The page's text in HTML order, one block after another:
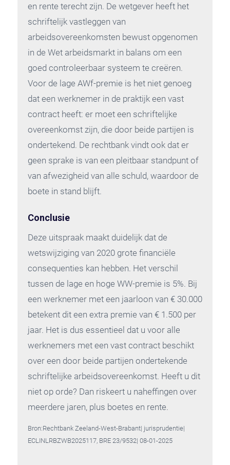
en rente terecht zijn. De wetgever heeft het
schriftelijk vastleggen van
arbeidsovereenkomsten bewust opgenomen
in de Wet arbeidsmarkt in balans om een
goed controleerbaar systeem te creëren.
Voor de lage AWf-premie is het niet genoeg
dat een werknemer in de praktijk een vast
contract heeft: er moet een schriftelijke
overeenkomst zijn, die door beide partijen is
ondertekend. De rechtbank vindt ook dat er
geen sprake is van een pleitbaar standpunt of
van afwezigheid van alle schuld, waardoor de
boete in stand blijft.
Conclusie
Deze uitspraak maakt duidelijk dat de
wetswijziging van 2020 grote financiële
consequenties kan hebben. Het verschil
tussen de lage en hoge WW-premie is 5%. Bij
een werknemer met een jaarloon van € 30.000
betekent dit een extra premie van € 1.500 per
jaar. Het is dus essentieel dat u voor alle
werknemers met een vast contract beschikt
over een door beide partijen ondertekende
schriftelijke arbeidsovereenkomst. Heeft u dit
niet op orde? Dan riskeert u naheffingen over
meerdere jaren, plus boetes en rente.
Bron:Rechtbank Zeeland-West-Brabant| jurisprudentie|
ECLINLRBZWB2025117, BRE 23/9532| 08-01-2025